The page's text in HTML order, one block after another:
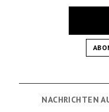
NACHRICHTEN